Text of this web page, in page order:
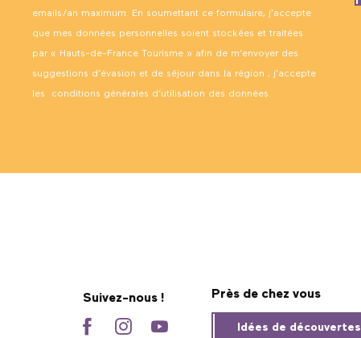
emails/an maximum. En soumettant ce formulaire, j’accepte
que mes données personnelles soient stockées et traitées
par « Hauts-de-France Tourisme » afin de m’envoyer des
suggestions d’évasion et de séjour dans la région ; j’accepte
les conditions générales d’utilisation des données.
Suivez-nous ! Près de chez vous
Idées de découvertes